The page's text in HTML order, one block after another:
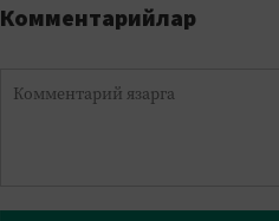
Комментарийлар